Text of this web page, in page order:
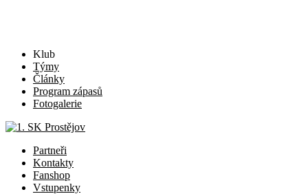
Klub
Týmy
Články
Program zápasů
Fotogalerie
Partneři
Kontakty
Fanshop
Vstupenky